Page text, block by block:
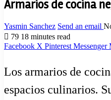
Armarios de cocina
Yasmin Sanchez Send an email
79 18 minutes read
Facebook X Pinterest Messenger
Los armarios de
espacios culinarios.